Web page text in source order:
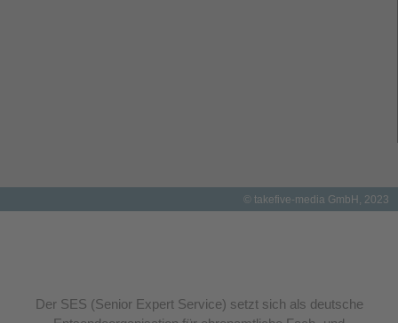
© takefive-media GmbH, 2023
Der SES (Senior Expert Service) setzt sich als deutsche